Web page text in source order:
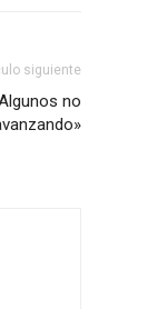
siguiente
no